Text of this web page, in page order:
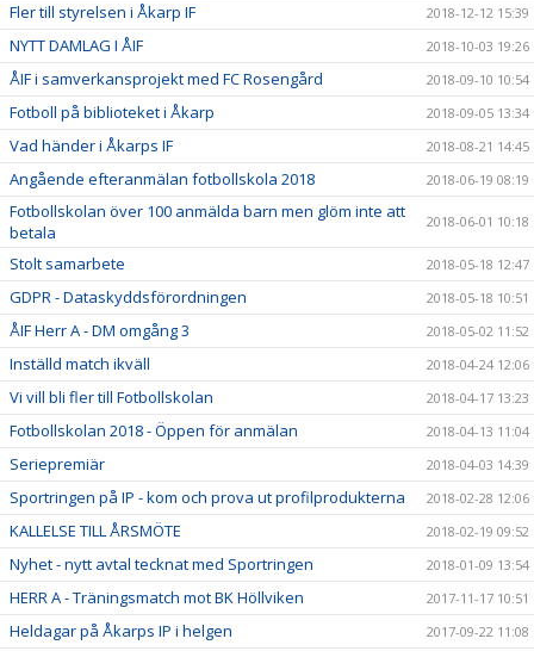
Fler till styrelsen i Åkarp IF 2018-12-12 15:39
NYTT DAMLAG I ÅIF 2018-10-03 19:26
ÅIF i samverkansprojekt med FC Rosengård 2018-09-10 10:54
Fotboll på biblioteket i Åkarp 2018-09-05 13:34
Vad händer i Åkarps IF 2018-08-21 14:45
Angående efteranmälan fotbollskola 2018 2018-06-19 08:19
Fotbollskolan över 100 anmälda barn men glöm inte att
betala
2018-06-01 10:18
Stolt samarbete 2018-05-18 12:47
GDPR - Dataskyddsförordningen 2018-05-18 10:51
ÅIF Herr A - DM omgång 3 2018-05-02 11:52
Inställd match ikväll 2018-04-24 12:06
Vi vill bli fler till Fotbollskolan 2018-04-17 13:23
Fotbollskolan 2018 - Öppen för anmälan 2018-04-13 11:04
Seriepremiär 2018-04-03 14:39
Sportringen på IP - kom och prova ut profilprodukterna 2018-02-28 12:06
KALLELSE TILL ÅRSMÖTE 2018-02-19 09:52
Nyhet - nytt avtal tecknat med Sportringen 2018-01-09 13:54
HERR A - Träningsmatch mot BK Höllviken 2017-11-17 10:51
Heldagar på Åkarps IP i helgen 2017-09-22 11:08